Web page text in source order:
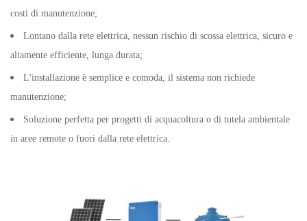
costi di manutenzione;
Lontano dalla rete elettrica, nessun rischio di scossa elettrica, sicuro e
altamente efficiente, lunga durata;
L'installazione è semplice e comoda, il sistema non richiede
manutenzione;
Soluzione perfetta per progetti di acquacoltura o di tutela ambientale
in aree remote o fuori dalla rete elettrica.